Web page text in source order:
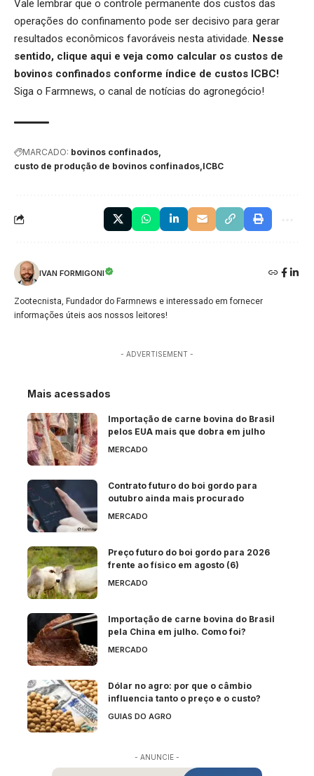
Vale lembrar que o controle permanente dos custos das
operações do confinamento pode ser decisivo para gerar
resultados econômicos favoráveis nesta atividade. Nesse
sentido, clique aqui e veja como calcular os custos de
bovinos confinados conforme índice de custos ICBC!
Siga o Farmnews, o canal de notícias do agronegócio!
MARCADO: bovinos confinados
custo de produção de bovinos confinados ICBC
IVAN FORMIGONI
Zootecnista, Fundador do Farmnews e interessado em fornecer
informações úteis aos nossos leitores!
- ADVERTISEMENT -
Mais acessados
Importação de carne bovina do Brasil
pelos EUA mais que dobra em julho
MERCADO
Contrato futuro do boi gordo para
outubro ainda mais procurado
MERCADO
Preço futuro do boi gordo para 2026
frente ao físico em agosto (6)
MERCADO
Importação de carne bovina do Brasil
pela China em julho. Como foi?
MERCADO
Dólar no agro: por que o câmbio
influencia tanto o preço e o custo?
GUIAS DO AGRO
- ANUNCIE -